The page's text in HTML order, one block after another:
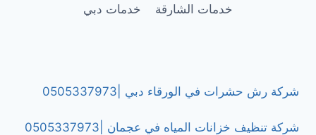
خدمات الشارقة
خدمات دبي
شركة رش حشرات في الورقاء دبي |0505337973
شركة تنظيف خزانات المياه في عجمان |0505337973